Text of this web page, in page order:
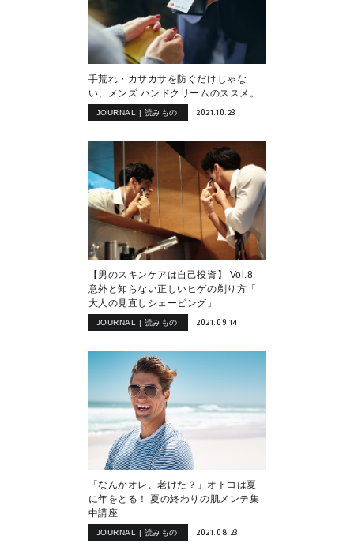
手荒れ・カサカサを防ぐだけじゃな
い、メンズ ハンドクリームのススメ。
JOURNAL | 読みもの 2021.10.23
【男のスキンケアは自己投資】 Vol.8
意外と知らない正しいヒゲの剃り方「
大人の見直しシェービング」
JOURNAL | 読みもの 2021.09.14
「なんかオレ、老けた？」オトコは夏
に年をとる！ 夏の終わりの肌メンテ集
中講座
JOURNAL | 読みもの 2021.08.23